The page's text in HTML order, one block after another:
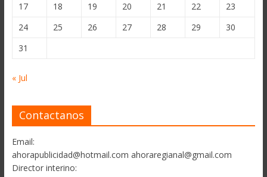
17
18 19 20 21 22
23
24
25 26 27 28 29
30
31
« Jul
Contactanos
Email:
ahorapublicidad@hotmail.com ahoraregianal@gmail.com
Director interino: